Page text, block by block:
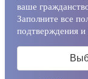
ваше
Заполните все
подтверждения и